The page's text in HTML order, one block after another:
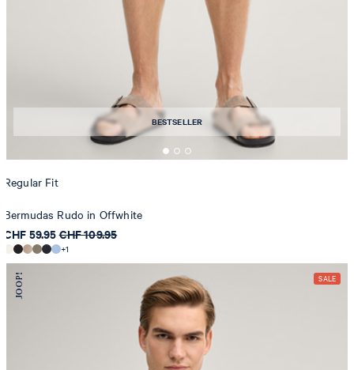
BESTSELLER
Regular Fit
Bermudas Rudo in Offwhite
CHF 59.95CHF 109.95
+1